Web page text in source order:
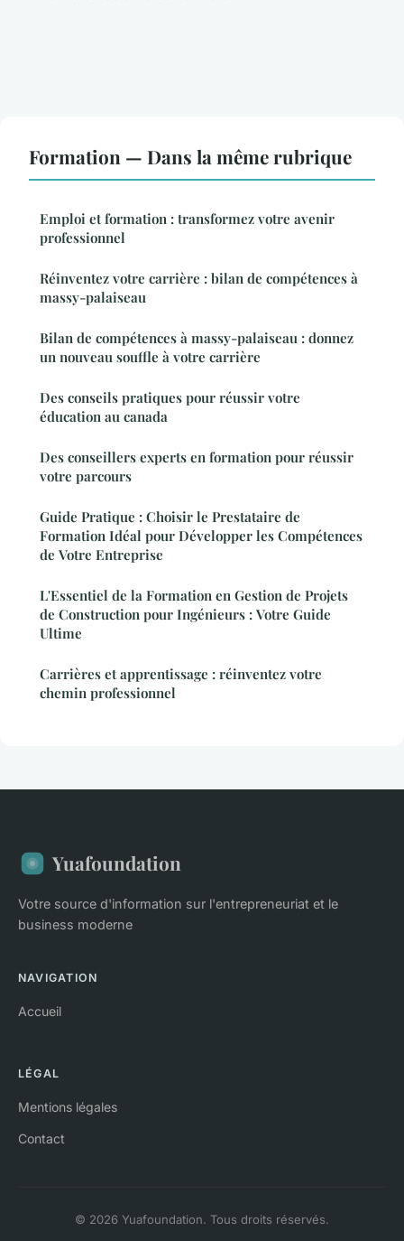
Formation — Dans la même rubrique
Emploi et formation : transformez votre avenir
professionnel
Réinventez votre carrière : bilan de compétences à
massy-palaiseau
Bilan de compétences à massy-palaiseau : donnez
un nouveau souffle à votre carrière
Des conseils pratiques pour réussir votre
éducation au canada
Des conseillers experts en formation pour réussir
votre parcours
Guide Pratique : Choisir le Prestataire de
Formation Idéal pour Développer les Compétences
de Votre Entreprise
L'Essentiel de la Formation en Gestion de Projets
de Construction pour Ingénieurs : Votre Guide
Ultime
Carrières et apprentissage : réinventez votre
chemin professionnel
Yuafoundation
Votre source d'information sur l'entrepreneuriat et le
business moderne
NAVIGATION
Accueil
LÉGAL
Mentions légales
Contact
© 2026 Yuafoundation. Tous droits réservés.